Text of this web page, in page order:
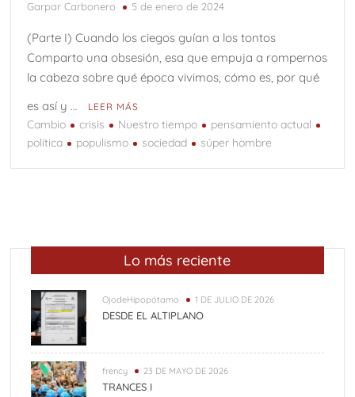
Garpar Carbonero 5 de enero de 2024
(Parte I) Cuando los ciegos guían a los tontos
Comparto una obsesión, esa que empuja a rompernos
la cabeza sobre qué época vivimos, cómo es, por qué
es así y …
LEER MÁS
Cambio crisis Nuestro tiempo
pensamiento actual
política
populismo sociedad súper hombre
Lo más reciente
OjodeHipopótamo 1 DE JULIO DE 2026
DESDE EL ALTIPLANO
frency 23 DE MAYO DE 2026
TRANCES I